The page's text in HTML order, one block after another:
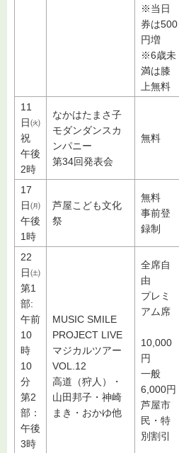
※当日
券は500
円増
※6歳未
満は膝
上無料
11
日㈫
祝
午後
2時
なかはたまさ子
モダンダンスカ
ンパニー
第34回発表会
無料
17
日㈪
午後
1時
芦屋こども文化
祭
無料
事前登
録制
22
日㈯
第1
部:
午前
10
時
10
分
第2
部：
午後
3時
MUSIC SMILE
PROJECT LIVE
マジカルツアー
VOL.12
高道（狩人）・
山田邦子・神崎
まき・おかゆ他
全席自
由
プレミ
アム席
10,000
円
一般
6,000円
芦屋市
民・特
別割引